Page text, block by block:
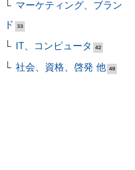
マーケティング、ブラン
ド
33
IT、コンピュータ 42
社会、資格、啓発 他 49